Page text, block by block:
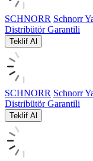
SCHNORR Schnorr
Distribütör Garantili
Teklif Al
SCHNORR Schnorr
Distribütör Garantili
Teklif Al